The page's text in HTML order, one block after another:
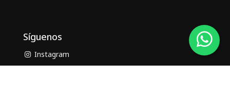
Síguenos
Instagram